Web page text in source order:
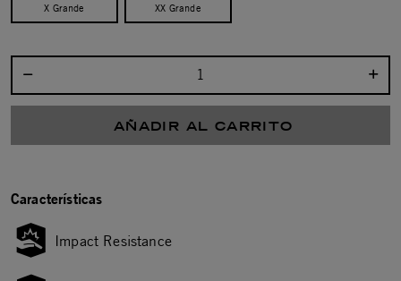
X Grande XX Grande
AÑADIR AL CARRITO
Características
Impact Resistance